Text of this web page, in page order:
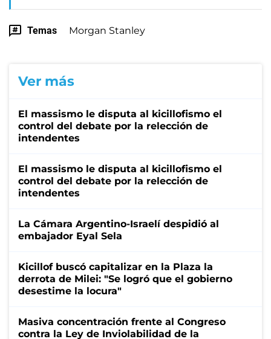
Temas Morgan Stanley
Ver más
El massismo le disputa al kicillofismo el
control del debate por la relección de
intendentes
El massismo le disputa al kicillofismo el
control del debate por la relección de
intendentes
La Cámara Argentino-Israelí despidió al
embajador Eyal Sela
Kicillof buscó capitalizar en la Plaza la
derrota de Milei: "Se logró que el gobierno
desestime la locura"
Masiva concentración frente al Congreso
contra la Ley de Inviolabilidad de la